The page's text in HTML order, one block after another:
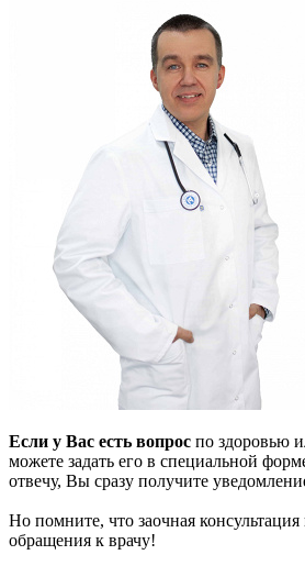
Если у Вас есть вопрос по здоровью
можете задать его в специальной
отвечу, Вы сразу получите
Но помните, что заочная
обращения к врачу!